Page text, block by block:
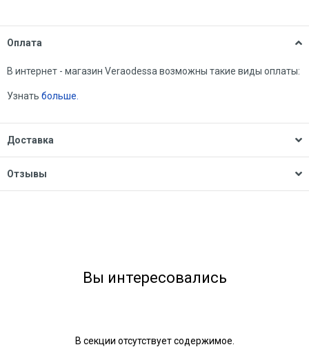
Оплата
В интернет - магазин Veraodessa возможны такие виды оплаты:
Узнать больше.
Доставка
Отзывы
Вы интересовались
В секции отсутствует содержимое.